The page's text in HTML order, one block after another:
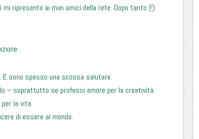
ripresento ai miei amici della rete. Dopo tanto (!)
sono spesso una scossa salutare.
– soprattutto se professi amore per la creatività.
la vita.
di essere al mondo.